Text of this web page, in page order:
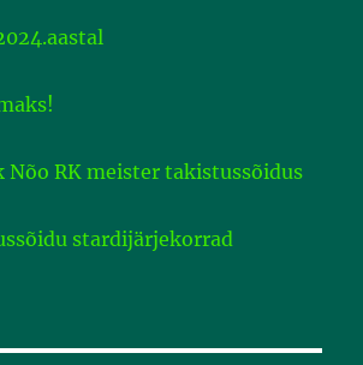
Nõo RK meister takistussõidus
stardijärjekorrad